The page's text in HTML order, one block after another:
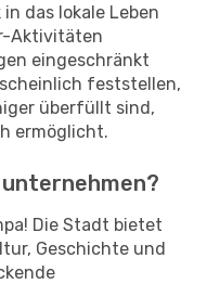
das lokale Leben
Aktivitäten
eingeschränkt
feststellen,
überfüllt sind,
ermöglicht.
unternehmen?
Die Stadt bietet
Geschichte und